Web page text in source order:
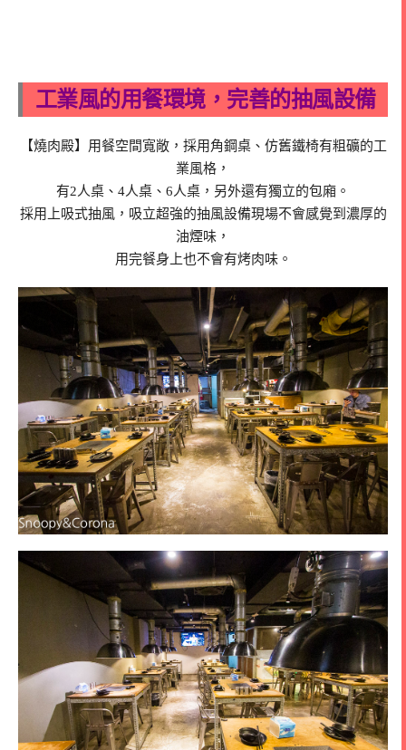
工業風的用餐環境，完善的抽風設備
【燒肉殿】用餐空間寬敞，採用角鋼桌、仿舊鐵椅有粗礦的工
業風格，
有2人桌、4人桌、6人桌，另外還有獨立的包廂。
採用上吸式抽風，吸立超強的抽風設備現場不會感覺到濃厚的
油煙味，
用完餐身上也不會有烤肉味。